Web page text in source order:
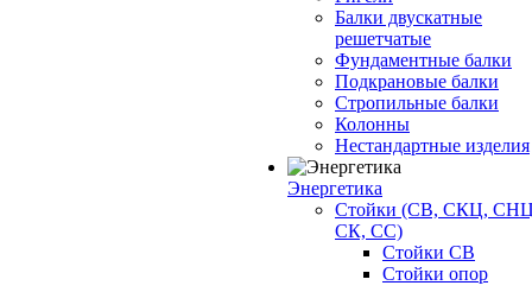
Балки двускатные
решетчатые
Фундаментные балки
Подкрановые балки
Стропильные балки
Колонны
Нестандартные изделия
Энергетика
Стойки (СВ, СКЦ,
СК, СС)
Стойки СВ
Стойки опор